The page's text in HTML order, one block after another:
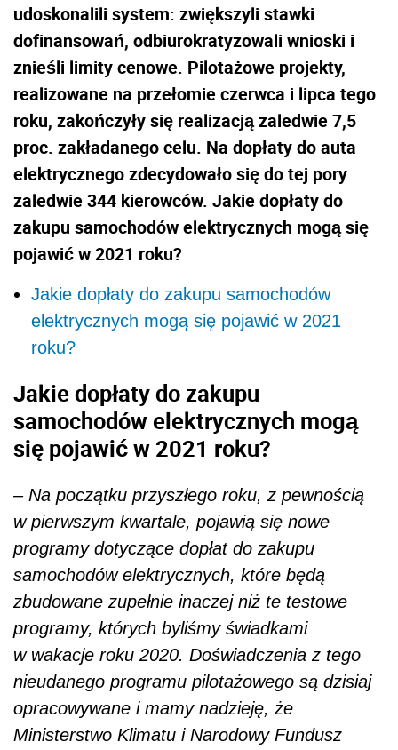
udoskonalili system: zwiększyli stawki
dofinansowań, odbiurokratyzowali wnioski i
znieśli limity cenowe. Pilotażowe projekty,
realizowane na przełomie czerwca i lipca tego
roku, zakończyły się realizacją zaledwie 7,5
proc. zakładanego celu. Na dopłaty do auta
elektrycznego zdecydowało się do tej pory
zaledwie 344 kierowców. Jakie dopłaty do
zakupu samochodów elektrycznych mogą się
pojawić w 2021 roku?
Jakie dopłaty do zakupu samochodów
elektrycznych mogą się pojawić w 2021
roku?
Jakie dopłaty do zakupu
samochodów elektrycznych mogą
się pojawić w 2021 roku?
– Na początku przyszłego roku, z pewnością
w pierwszym kwartale, pojawią się nowe
programy dotyczące dopłat do zakupu
samochodów elektrycznych, które będą
zbudowane zupełnie inaczej niż te testowe
programy, których byliśmy świadkami
w wakacje roku 2020. Doświadczenia z tego
nieudanego programu pilotażowego są dzisiaj
opracowywane i mamy nadzieję, że
Ministerstwo Klimatu i Narodowy Fundusz